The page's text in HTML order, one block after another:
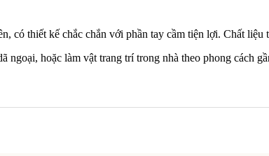
có thiết kế chắc chắn với phần tay cầm tiện lợi. Chất
hoặc làm vật trang trí trong nhà theo phong cách